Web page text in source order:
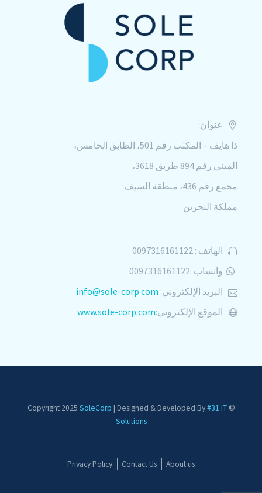
عنوان:
ذا هايف – المكتب رقم 501، الطابق الخامس،
المبنى رقم 894 طريق 3618،
مجمع رقم 436، منطقة السيف
مملكة البحرين
الهاتف : 0097316161122
واتساب :0097316161122
البريد الإلكتروني: info@sole-corp.com
الموقع الإلكتروني:www.sole-corp.com
© Copyright 2025
SoleCorp | Designed & Developed By#31 IT
Solutions
About us
Contact Us
Privacy Policy